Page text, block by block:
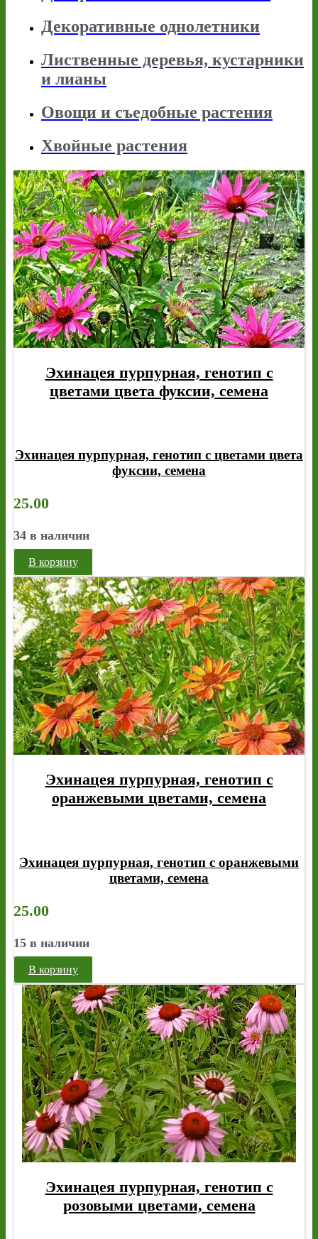
Декоративные однолетники
Лиственные деревья, кустарники
и лианы
Овощи и съедобные растения
Хвойные растения
Эхинацея пурпурная, генотип с
цветами цвета фуксии, семена
Эхинацея пурпурная, генотип с цветами цвета
фуксии, семена
25.00
34 в наличии
В корзину
Эхинацея пурпурная, генотип с
оранжевыми цветами, семена
Эхинацея пурпурная, генотип с оранжевыми
цветами, семена
25.00
15 в наличии
В корзину
Эхинацея пурпурная, генотип с
розовыми цветами, семена